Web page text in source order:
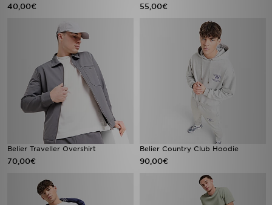
40,00€ 55,00€
Belier Traveller Overshirt
70,00€
Belier Country Club Hoodie
90,00€